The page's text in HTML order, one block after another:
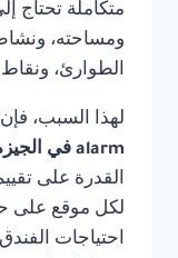
متكاملة تحتاج
ومساحته،
الطوارئ،
لهذا السبب، فإن
alarm في الجيزة
القدرة على
لكل موقع على
احتياجات